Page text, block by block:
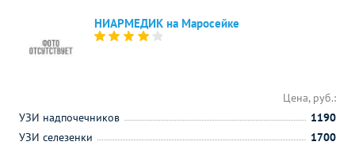
НИАРМЕДИК на Маросейке
Цена, руб.:
УЗИ надпочечников
1190
УЗИ селезенки
1700